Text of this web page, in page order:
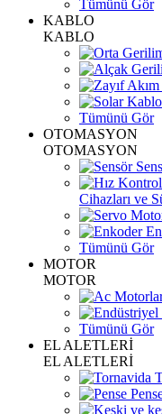
Tümünü Gör
KABLO
KABLO
Tümünü Gör
OTOMASYON
OTOMASYON
Cihazları ve
Tümünü Gör
MOTOR
MOTOR
Tümünü Gör
EL ALETLERİ
EL ALETLERİ